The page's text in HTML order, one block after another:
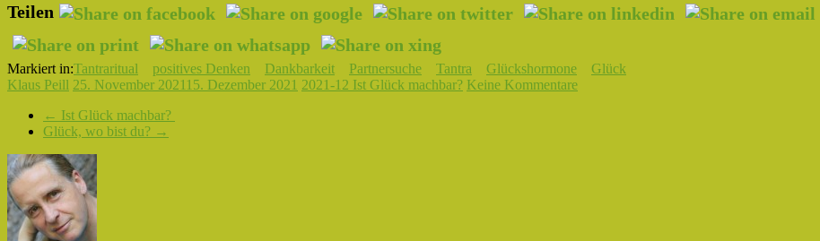
Teilen
Markiert in:Tantraritual positives Denken Dankbarkeit Partnersuche Tantra Glückshormone
Glück
Klaus Peill 25. November 2021 15. Dezember 2021 2021-12 Ist Glück machbar? Keine Kommentare
← Ist Glück machbar?
Glück, wo bist du? →